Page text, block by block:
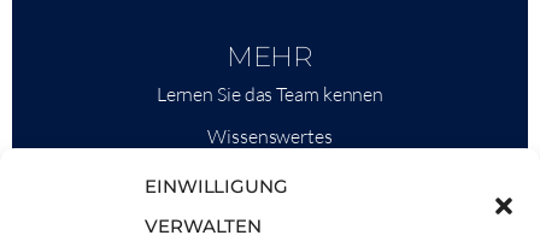
EINWILLIGUNG
VERWALTEN
MEHR
Lernen Sie das Team kennen
Wissenswertes
Savills
Marktinformationen